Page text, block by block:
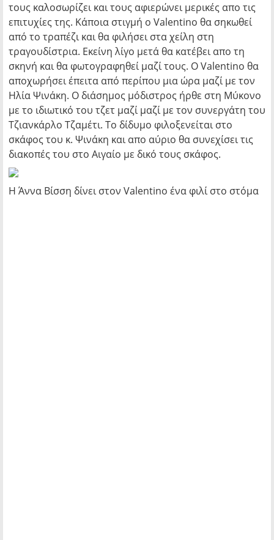
τους καλοσωρίζει και τους αφιερώνει μερικές απο τις
επιτυχίες της. Κάποια στιγμή ο Valentino θα σηκωθεί
από το τραπέζι και θα φιλήσει στα χείλη στη
τραγουδίστρια. Εκείνη λίγο μετά θα κατέβει απο τη
σκηνή και θα φωτογραφηθεί μαζί τους. Ο Valentino θα
αποχωρήσει έπειτα από περίπου μια ώρα μαζί με τον
Ηλία Ψινάκη. Ο διάσημος μόδιστρος ήρθε στη Μύκονο
με το ιδιωτικό του τζετ μαζί μαζί με τον συνεργάτη του
Τζιανκάρλο Τζαμέτι. Το δίδυμο φιλοξενείται στο
σκάφος του κ. Ψινάκη και απο αύριο θα συνεχίσει τις
διακοπές του στο Αιγαίο με δικό τους σκάφος.
Η Άννα Βίσση δίνει στον Valentino ένα φιλί στο στόμα